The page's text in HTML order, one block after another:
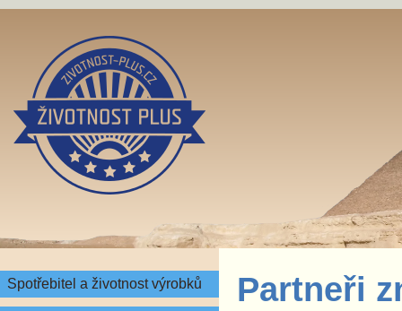
Spotřebitel a životnost výrobků Partneři